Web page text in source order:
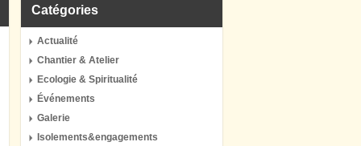
Catégories
Actualité
Chantier & Atelier
Ecologie & Spiritualité
Événements
Galerie
Isolements&engagements